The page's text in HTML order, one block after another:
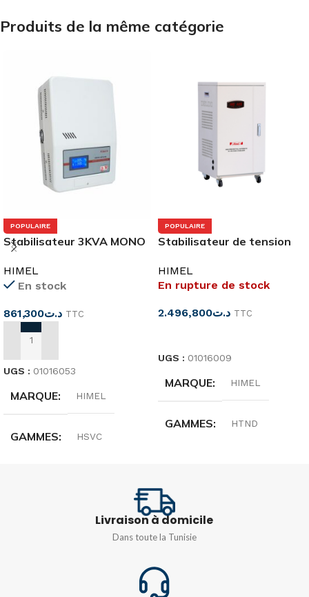
Produits de la même catégorie
POPULAIRE
Stabilisateur 3KVA MONO
HSVCB3C230110WF
HIMEL
En stock
د.ت861,300 TTC
AJOUTER AU PANIER
UGS : 01016053
MARQUE HIMEL
GAMMES HSVC
50/60HZ
POPULAIRE
Stabilisateur de tension
ventilateurs
HIMEL
En rupture de stock
د.ت2.496,800
TTC
UGS : 01016009
MARQUE HIMEL
GAMMES HTND
FRÉQUENCE
Livraison à domicile
Dans toute la Tunisie